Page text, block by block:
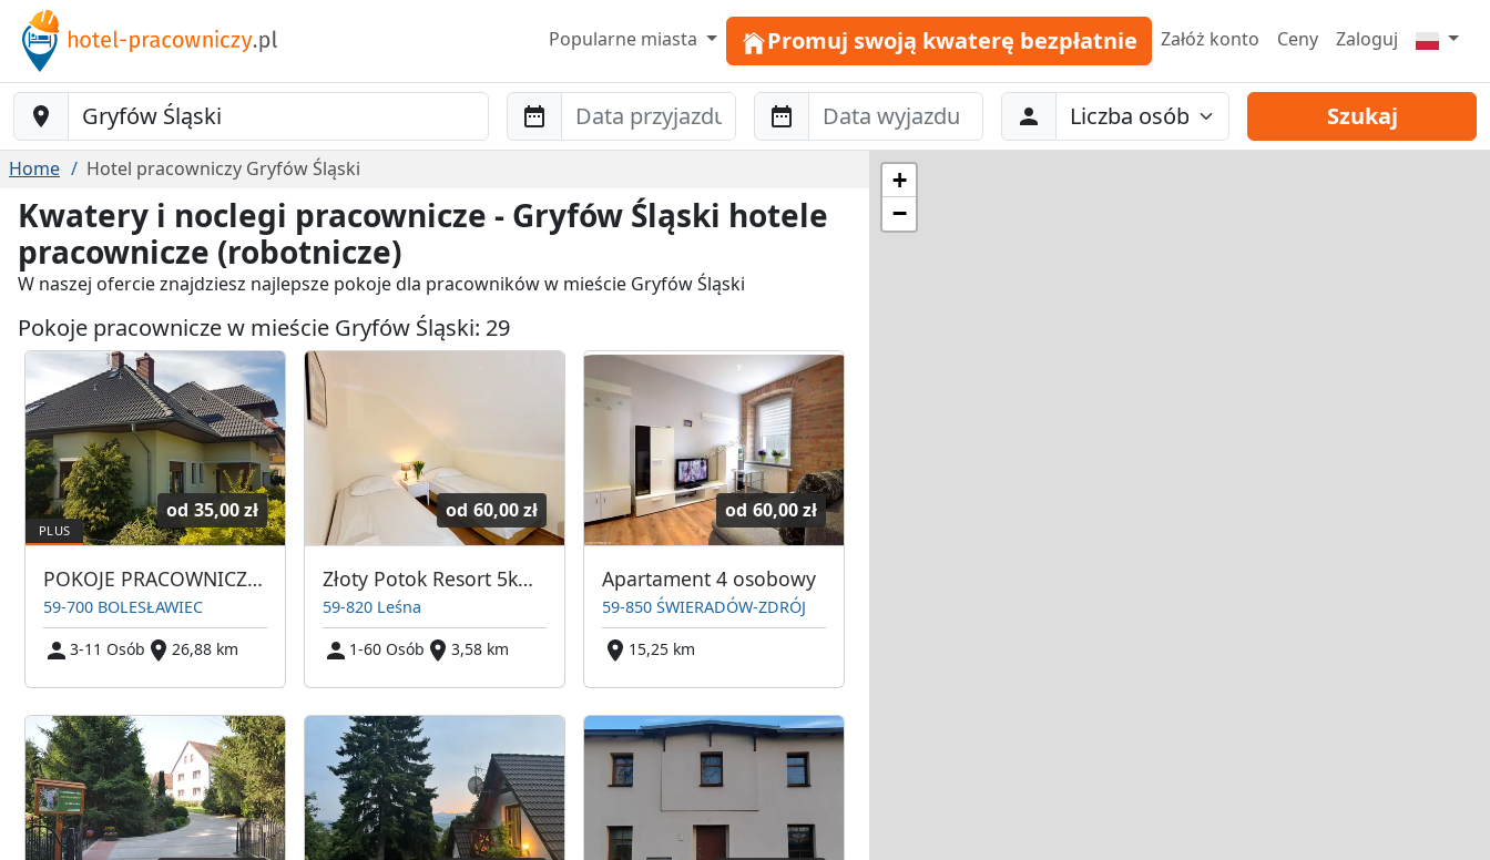
Popularne miasta Promuj swoją kwaterę bezpłatnie Załóż konto Ceny Zaloguj
Baustelle-Location Anreise Abreise Abreise
Liczba osób Szukaj
Home Hotel pracowniczy Gryfów Śląski
Kwatery i noclegi pracownicze - Gryfów Śląski hotele
pracownicze (robotnicze)
W naszej ofercie znajdziesz najlepsze pokoje dla pracowników w mieście Gryfów Śląski
Pokoje pracownicze w mieście Gryfów Śląski: 29
od 35,00 zł
POKOJE PRACOWNICZE W BOLESŁAWCU
59-700 BOLESŁAWIEC
3-11 Osób
26,88 km
od 60,00 zł
Złoty Potok Resort 5km do Gryfowa Śląskiego
59-820 Leśna
1-60 Osób
3,58 km
od 60,00 zł
Apartament 4 osobowy
59-850 ŚWIERADÓW-ZDRÓJ
15,25 km
+
−